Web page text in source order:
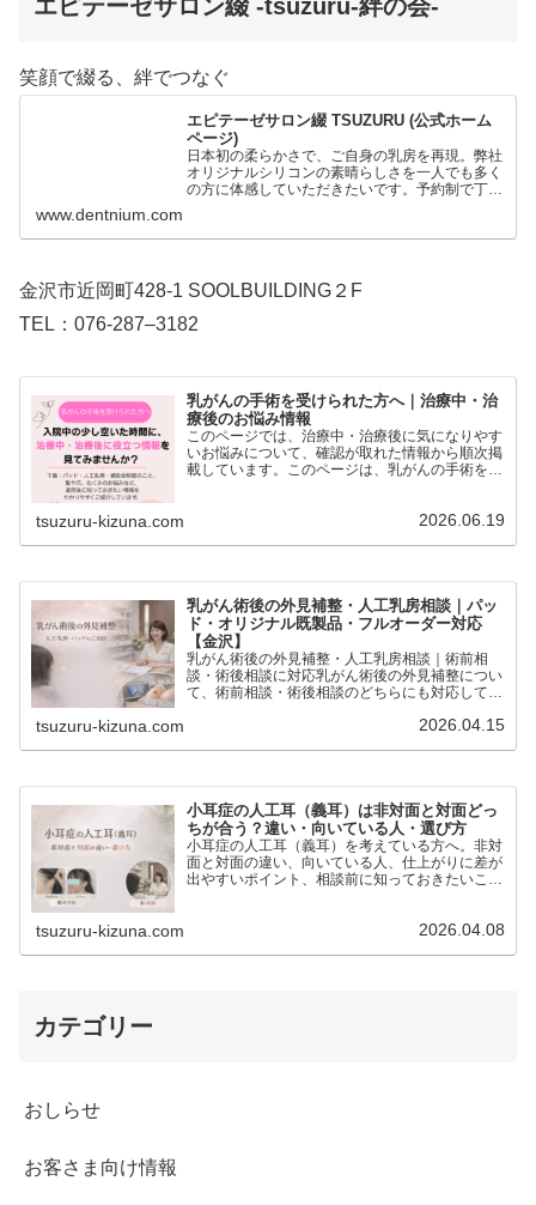
エピテーゼサロン綴 -tsuzuru-絆の会-
笑顔で綴る、絆でつなぐ
エピテーゼサロン綴 TSUZURU (公式ホーム
ページ)
日本初の柔らかさで、ご自身の乳房を再現。弊社
オリジナルシリコンの素晴らしさを一人でも多く
の方に体感していただきたいです。予約制で丁寧
寄り添う自然な美しさ…
www.dentnium.com
金沢市近岡町428-1 SOOLBUILDING２F
TEL：076-287–3182
乳がんの手術を受けられた方へ｜治療中・治
療後のお悩み情報
このページでは、治療中・治療後に気になりやす
いお悩みについて、確認が取れた情報から順次掲
載しています。このページは、乳がんの手術を受
tsuzuru-kizuna.com 2026.06.19
乳がん術後の外見補整・人工乳房相談｜パッ
ド・オリジナル既製品・フルオーダー対応
【金沢】
乳がん術後の外見補整・人工乳房相談｜術前相
談・術後相談に対応乳がん術後の外見補整につい
て、術前相談・術後相談のどちらにも対応してい
品・フルオーダーまで、今の状態やお気持ちに合
tsuzuru-kizuna.com 2026.04.15
小耳症の人工耳（義耳）は非対面と対面どっ
ちが合う？違い・向いている人・選び方
小耳症の人工耳（義耳）を考えている方へ。非対
面と対面の違い、向いている人、仕上がりに差が
出やすいポイント、相談前に知っておきたいこと
tsuzuru-kizuna.com 2026.04.08
カテゴリー
おしらせ
お客さま向け情報